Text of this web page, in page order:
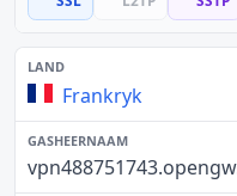
Frankryk